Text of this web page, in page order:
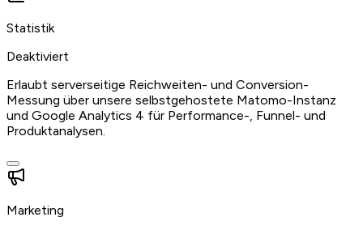
Statistik
Deaktiviert
Erlaubt serverseitige Reichweiten- und Conversion-
Messung über unsere selbstgehostete Matomo-Instanz
und Google Analytics 4 für Performance-, Funnel- und
Produktanalysen.
Marketing